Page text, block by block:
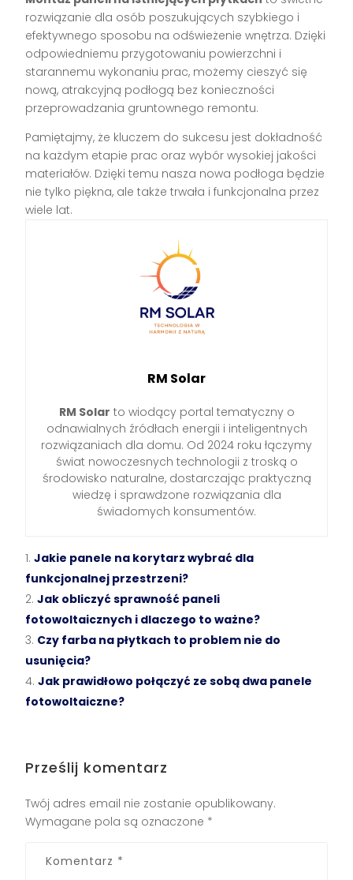
rozwiązanie dla osób poszukujących szybkiego i
efektywnego sposobu na odświeżenie wnętrza. Dzięki
odpowiedniemu przygotowaniu powierzchni i
starannemu wykonaniu prac, możemy cieszyć się
nową, atrakcyjną podłogą bez konieczności
przeprowadzania gruntownego remontu.
Pamiętajmy, że kluczem do sukcesu jest dokładność
na każdym etapie prac oraz wybór wysokiej jakości
materiałów. Dzięki temu nasza nowa podłoga będzie
nie tylko piękna, ale także trwała i funkcjonalna przez
wiele lat.
RM Solar
RM Solar to wiodący portal tematyczny o
odnawialnych źródłach energii i inteligentnych
rozwiązaniach dla domu. Od 2024 roku łączymy
świat nowoczesnych technologii z troską o
środowisko naturalne, dostarczając praktyczną
wiedzę i sprawdzone rozwiązania dla
świadomych konsumentów.
Jakie panele na korytarz wybrać dla
funkcjonalnej przestrzeni?
Jak obliczyć sprawność paneli
fotowoltaicznych i dlaczego to ważne?
Czy farba na płytkach to problem nie do
usunięcia?
Jak prawidłowo połączyć ze sobą dwa panele
fotowoltaiczne?
Prześlij komentarz
Twój adres email nie zostanie opublikowany.
Wymagane pola są oznaczone *